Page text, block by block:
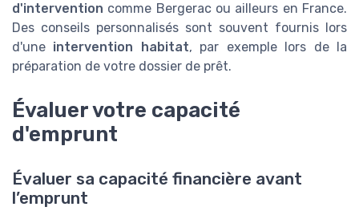
d'intervention comme Bergerac ou ailleurs en France.
Des conseils personnalisés sont souvent fournis lors
d'une intervention habitat, par exemple lors de la
préparation de votre dossier de prêt.
Évaluer votre capacité
d'emprunt
Évaluer sa capacité financière avant
l’emprunt